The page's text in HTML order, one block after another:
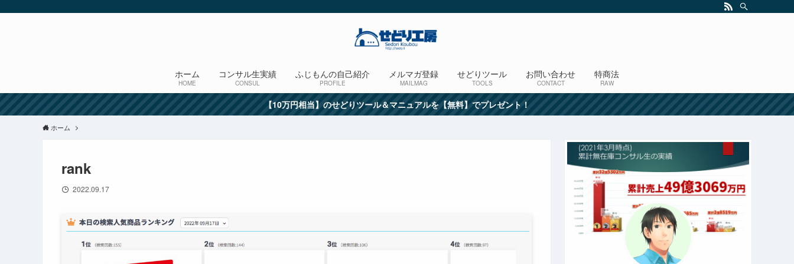
ホーム
HOME
コンサル生実績
CONSUL
ふじもんの自己紹介
PROFILE
メルマガ登録
MAILMAG
せどりツール
TOOLS
お問い合わせ
CONTACT
特商法
RAW
【10万円相当】のせどりツール＆マニュアルを【無料】でプレゼント！
ホーム
rank
2022.09.17